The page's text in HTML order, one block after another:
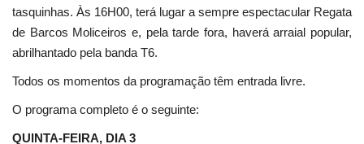
tasquinhas. Às 16H00, terá lugar a sempre espectacular Regata
de Barcos Moliceiros e, pela tarde fora, haverá arraial popular,
abrilhantado pela banda T6.
Todos os momentos da programação têm entrada livre.
O programa completo é o seguinte:
QUINTA-FEIRA, DIA 3